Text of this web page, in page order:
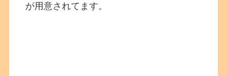
が用意されてます。